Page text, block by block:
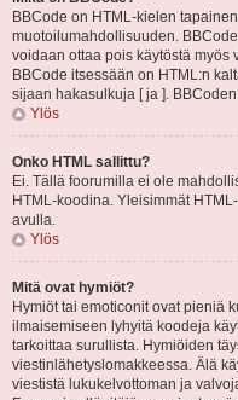
BBCode on HTML-kielen
muotoilumahdollisuuden.
voidaan ottaa pois käytöstä
BBCode itsessään on HTML:n
sijaan hakasulkuja [ ja ].
Ylös
Onko HTML sallittu?
Ei. Tällä foorumilla ei ole
HTML-koodina. Yleisimmät
avulla.
Ylös
Mitä ovat hymiöt?
Hymiöt tai emoticonit ovat pieniä
ilmaisemiseen lyhyitä koodeja
tarkoittaa surullista. Hymiöiden
viestinlähetyslomakkeessa. Älä
viestistä lukukelvottoman ja